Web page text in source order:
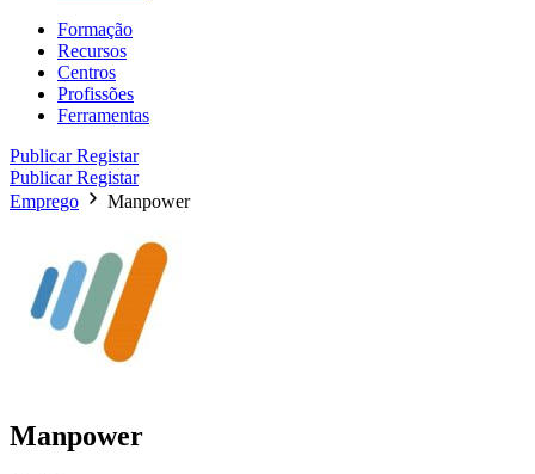
Formação
Recursos
Centros
Profissões
Ferramentas
PublicarRegistar
PublicarRegistar
Emprego
Manpower
Manpower